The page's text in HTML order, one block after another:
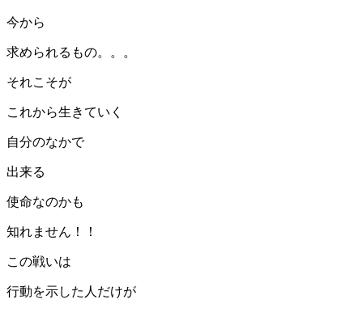
今から
求められるもの。。。
それこそが
これから生きていく
自分のなかで
出来る
使命なのかも
知れません！！
この戦いは
行動を示した人だけが